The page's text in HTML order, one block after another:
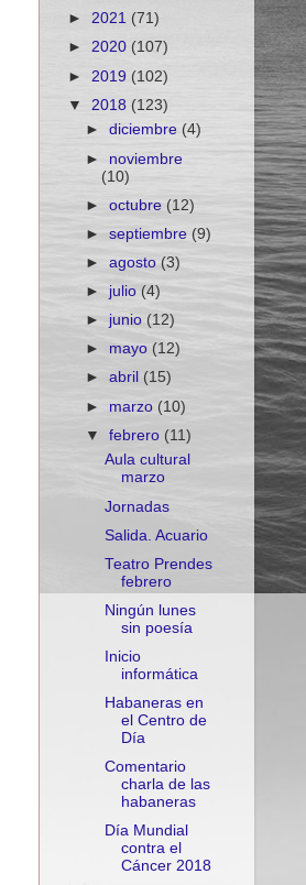
► 2021 (71)
► 2020 (107)
► 2019 (102)
▼ 2018 (123)
►diciembre (4)
► noviembre
(10)
►octubre(12)
►septiembre(9)
►agosto(3)
► julio (4)
► junio (12)
► mayo (12)
►abril(15)
► marzo (10)
▼febrero (11)
Aula cultural
marzo
Jornadas
Salida. Acuario
Teatro Prendes
febrero
Ningún lunes
sin poesía
Inicio
informática
Habaneras en
el Centro de
Día
Comentario
charla de las
habaneras
Día Mundial
contra el
Cáncer 2018